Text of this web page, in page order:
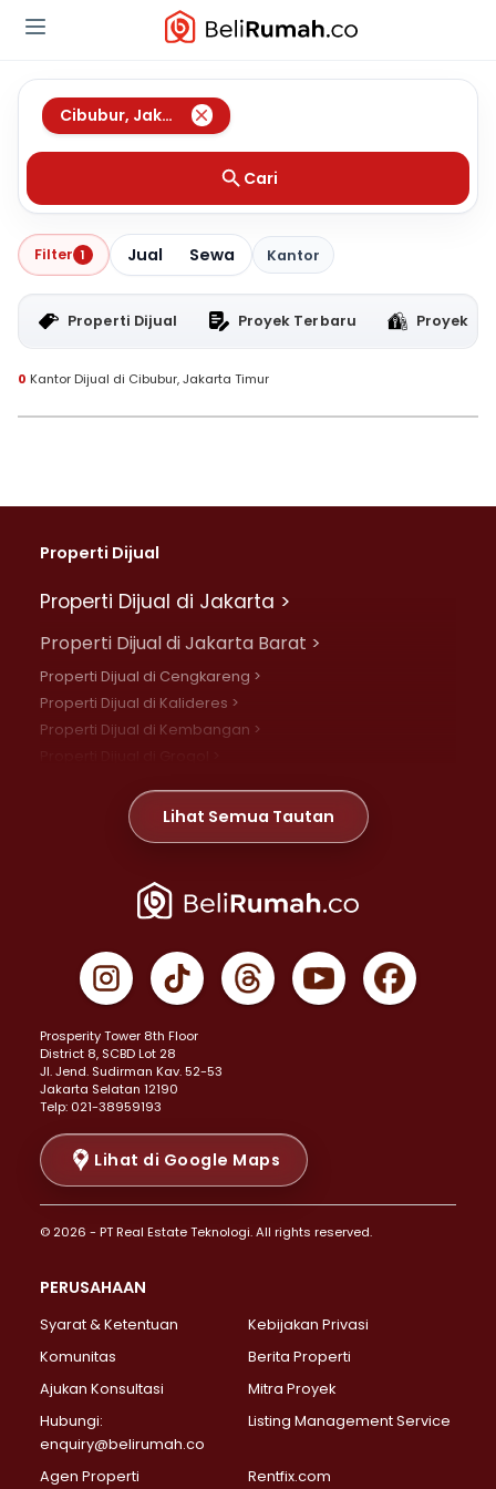
Cibubur, Jakarta Timur
Cari
Filter 1 Jual Sewa Kantor
Properti Dijual Proyek Terbaru Proyek
0 Kantor Dijual di Cibubur, Jakarta Timur
Properti Dijual
Properti Dijual di Jakarta >
Properti Dijual di Jakarta Barat >
Properti Dijual di Cengkareng >
Properti Dijual di Kalideres >
Properti Dijual di Kembangan >
Properti Dijual di Meruya >
Properti Dijual di Jelambar >
Properti Dijual di Jakarta Pusat >
Properti Dijual di Gambir >
Properti Dijual di Johar Baru >
Properti Dijual di Menteng >
Properti Dijual di Senen >
Properti Dijual di Tanah Abang >
Properti Dijual di Cikini >
Properti Dijual di Kramat >
Properti Dijual di Pasar Baru >
Properti Dijual di Bendungan Hilir >
Properti Dijual di Jakarta Selatan >
Properti Dijual di Lebak Bulus >
Properti Dijual di Gandaria Selatan >
Properti Dijual di Pondok Labu >
Properti Dijual di Lenteng Agung >
Properti Dijual di Senayan >
Properti Dijual di Pondok Pinang >
Lihat Semua Tautan
Prosperity Tower 8th Floor
District 8, SCBD Lot 28
JI. Jend. Sudirman Kav. 52-53
Jakarta Selatan 12190
Telp: 021-38959193
Lihat di Google Maps
© 2026 - PT Real Estate Teknologi. All rights reserved.
PERUSAHAAN
Syarat & Ketentuan
Kebijakan Privasi
Komunitas
Berita Properti
Ajukan Konsultasi
Mitra Proyek
Hubungi:
enquiry@belirumah.co
Listing Management Service
Agen Properti Rentfix.com